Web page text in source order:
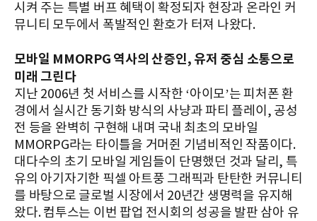
시켜 주는 특별 버프 혜택이 확정되자 현장과 온라인 커
뮤니티 모두에서 폭발적인 환호가 터져 나왔다.
모바일 MMORPG 역사의 산증인, 유저 중심 소통으로
미래 그린다
지난 2006년 첫 서비스를 시작한 ‘아이모’는 피처폰 환
경에서 실시간 동기화 방식의 사냥과 파티 플레이, 공성
전 등을 완벽히 구현해 내며 국내 최초의 모바일
MMORPG라는 타이틀을 거머쥔 기념비적인 작품이다.
대다수의 초기 모바일 게임들이 단명했던 것과 달리, 특
유의 아기자기한 픽셀 아트풍 그래픽과 탄탄한 커뮤니티
를 바탕으로 글로벌 시장에서 20년간 생명력을 유지해
왔다. 컴투스는 이번 팝업 전시회의 성공을 발판 삼아 유